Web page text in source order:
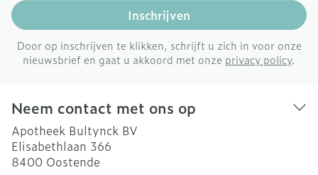
Inschrijven
Door op inschrijven te klikken, schrijft u zich in voor onze
nieuwsbrief en gaat u akkoord met onze privacy policy.
Neem contact met ons op
Apotheek Bultynck BV
Elisabethlaan 366
8400 Oostende